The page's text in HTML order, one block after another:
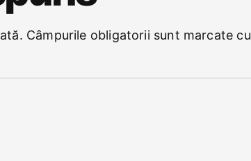
Câmpurile obligatorii sunt marcate cu